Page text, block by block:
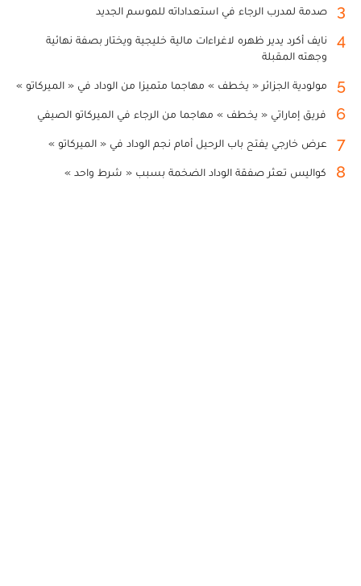
3 صدمة لمدرب الرجاء في استعداداته للموسم الجديد
4
نايف أكرد يدير ظهره لاغراءات مالية خليجية ويختار بصفة نهائية
وجهته المقبلة
5 مولودية الجزائر « يخطف » مهاجما متميزا من الوداد في « الميركاتو »
6 فريق إماراتي « يخطف » مهاجما من الرجاء في الميركاتو الصيفي
7 عرض خارجي يفتح باب الرحيل أمام نجم الوداد في « الميركاتو »
8 كواليس تعثر صفقة الوداد الضخمة بسبب « شرط واحد »